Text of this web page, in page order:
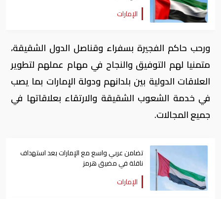
الإمارات
ورحب حاكم الفجيرة بسفراء وقناصل الدول الشقيقة،
متمنيا لهم التوفيق والنجاح في مهام عملهم لتطوير
العلاقات الدولية بين بلدانهم ودولة الإمارات بما يصب
في خدمة الشعوب الشقيقة والارتقاء بعلاقاتها في
جميع المجالات.
تضامن عربي واسع مع الإمارات بعد استهداف
ناقلة في مضيق هرمز
الإمارات